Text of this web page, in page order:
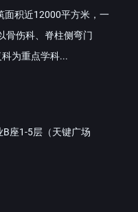
面积近12000平方米，一
骨伤科、脊柱侧弯门
为重点学科...
座1-5层（天键广场